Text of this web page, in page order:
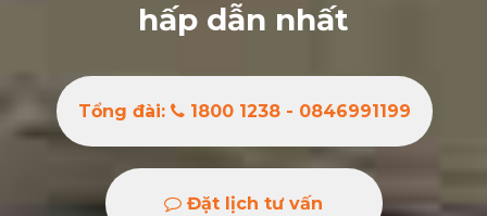
hấp dẫn nhất
Tổng đài: 1800 1238 - 0846991199
Đặt lịch tư vấn